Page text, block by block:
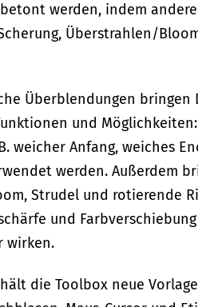
werden, indem
Überstrahlen/
Überblendungen bringen
und
weicher Anfang, weiches
werden. Außerdem
Strudel und rotierende
und
wirken.
die Toolbox neue